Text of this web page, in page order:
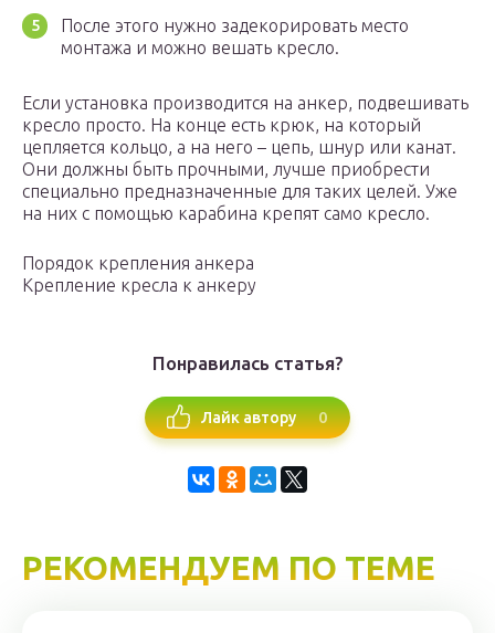
После этого нужно задекорировать место
монтажа и можно вешать кресло.
Если установка производится на анкер, подвешивать
кресло просто. На конце есть крюк, на который
цепляется кольцо, а на него – цепь, шнур или канат.
Они должны быть прочными, лучше приобрести
специально предназначенные для таких целей. Уже
на них с помощью карабина крепят само кресло.
Порядок крепления анкера
Крепление кресла к анкеру
Понравилась статья?
Лайк автору 0
РЕКОМЕНДУЕМ ПО ТЕМЕ